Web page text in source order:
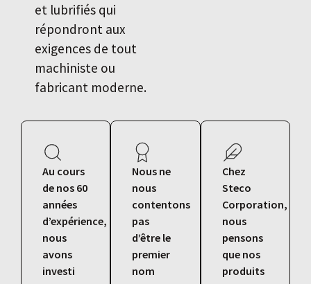
et lubrifiés qui
répondront aux
exigences de tout
machiniste ou
fabricant moderne.
Au cours
de nos 60
années
d’expérience,
nous
avons
investi
Nous ne
nous
contentons
pas
d’être le
premier
nom
Chez
Steco
Corporation,
nous
pensons
que nos
produits